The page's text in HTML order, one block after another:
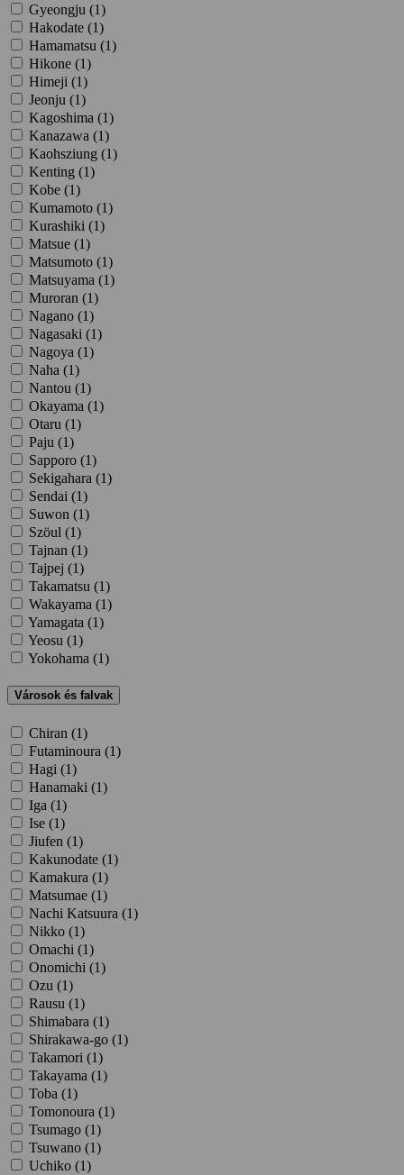
Gyeongju (1)
Hakodate (1)
Hamamatsu (1)
Hikone (1)
Himeji (1)
Jeonju (1)
Kagoshima (1)
Kanazawa (1)
Kaohsziung (1)
Kenting (1)
Kobe (1)
Kumamoto (1)
Kurashiki (1)
Matsue (1)
Matsumoto (1)
Matsuyama (1)
Muroran (1)
Nagano (1)
Nagasaki (1)
Nagoya (1)
Naha (1)
Nantou (1)
Okayama (1)
Otaru (1)
Paju (1)
Sapporo (1)
Sekigahara (1)
Sendai (1)
Suwon (1)
Szöul (1)
Tajnan (1)
Tajpej (1)
Takamatsu (1)
Wakayama (1)
Yamagata (1)
Yeosu (1)
Yokohama (1)
Városok és falvak
Chiran (1)
Futaminoura (1)
Hagi (1)
Hanamaki (1)
Iga (1)
Ise (1)
Jiufen (1)
Kakunodate (1)
Kamakura (1)
Matsumae (1)
Nachi Katsuura (1)
Nikko (1)
Omachi (1)
Onomichi (1)
Ozu (1)
Rausu (1)
Shimabara (1)
Shirakawa-go (1)
Takamori (1)
Takayama (1)
Toba (1)
Tomonoura (1)
Tsumago (1)
Tsuwano (1)
Uchiko (1)